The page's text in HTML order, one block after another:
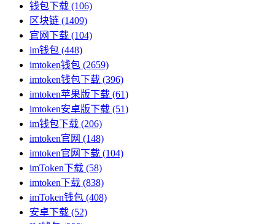
钱包下载 (106)
区块链 (1409)
官网下载 (104)
im钱包 (448)
imtoken钱包 (2659)
imtoken钱包下载 (396)
imtoken苹果版下载 (61)
imtoken安卓版下载 (51)
im钱包下载 (206)
imtoken官网 (148)
imtoken官网下载 (104)
imToken下载 (58)
imtoken下载 (838)
imToken钱包 (408)
安卓下载 (52)